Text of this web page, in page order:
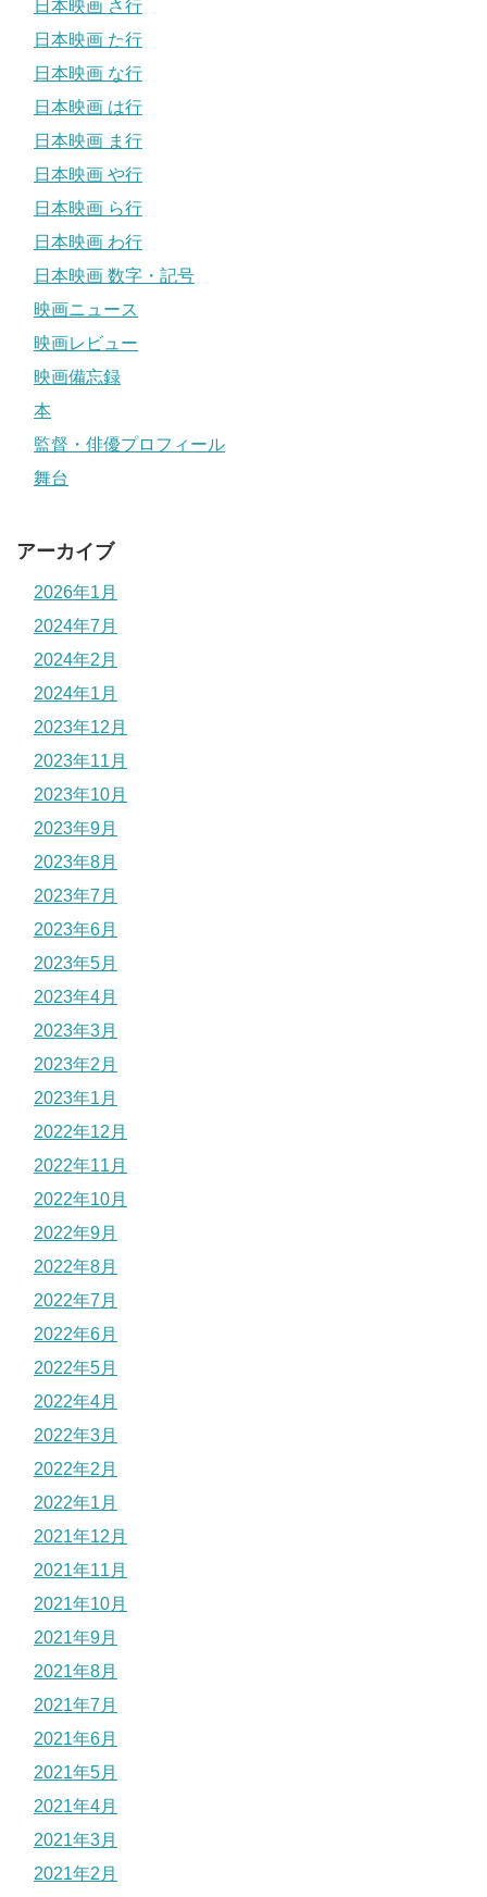
日本映画 さ行
日本映画 た行
日本映画 な行
日本映画 は行
日本映画 ま行
日本映画 や行
日本映画 ら行
日本映画 わ行
日本映画 数字・記号
映画ニュース
映画レビュー
映画備忘録
本
監督・俳優プロフィール
舞台
アーカイブ
2026年1月
2024年7月
2024年2月
2024年1月
2023年12月
2023年11月
2023年10月
2023年9月
2023年8月
2023年7月
2023年6月
2023年5月
2023年4月
2023年3月
2023年2月
2023年1月
2022年12月
2022年11月
2022年10月
2022年9月
2022年8月
2022年7月
2022年6月
2022年5月
2022年4月
2022年3月
2022年2月
2022年1月
2021年12月
2021年11月
2021年10月
2021年9月
2021年8月
2021年7月
2021年6月
2021年5月
2021年4月
2021年3月
2021年2月